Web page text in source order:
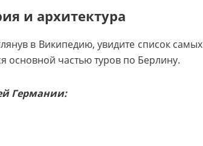
и архитектура
в Википедию, увидите список самых
основной частью туров по Берлину.
Германии: